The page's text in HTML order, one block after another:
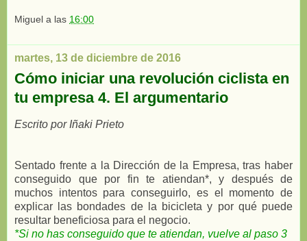
Miguel a las 16:00
martes, 13 de diciembre de 2016
Cómo iniciar una revolución ciclista en
tu empresa 4. El argumentario
Escrito por Iñaki Prieto
Sentado frente a la Dirección de la Empresa, tras haber
conseguido que por fin te atiendan*, y después de
muchos intentos para conseguirlo, es el momento de
explicar las bondades de la bicicleta y por qué puede
resultar beneficiosa para el negocio.
*Si no has conseguido que te atiendan, vuelve al paso 3